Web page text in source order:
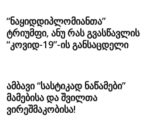
“ნაყიდდიპლომიანთა”
ტრიუმფი, ანუ რას გვასწავლის
“კოვიდ-19”-ის განსაცდელი
ამბავი “სასტიკად ნაწამები”
მამებისა და შვილთა
ვირეშმაკობისა!